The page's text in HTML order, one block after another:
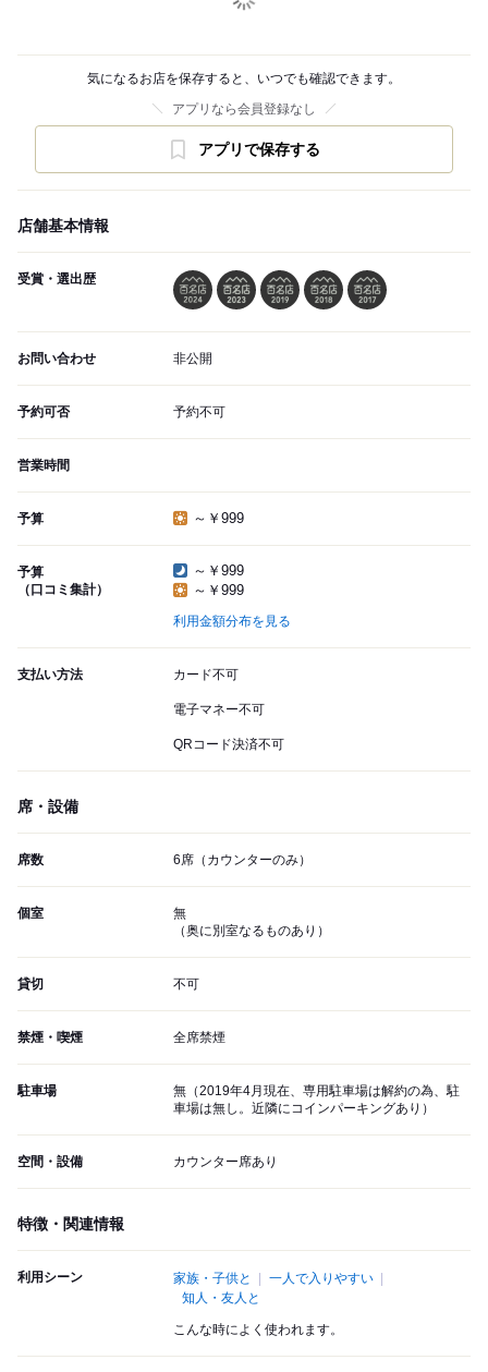
気になるお店を保存すると、いつでも確認できます。
アプリなら会員登録なし
アプリで保存する
店舗基本情報
受賞・選出歴
お問い合わせ 非公開
予約可否 予約不可
営業時間
予算 ～￥999
予算
（口コミ集計）
～￥999
～￥999
利用金額分布を見る
支払い方法 カード不可
電子マネー不可
QRコード決済不可
席・設備
席数 6席（カウンターのみ）
個室
無
（奥に別室なるものあり）
貸切 不可
禁煙・喫煙 全席禁煙
駐車場
無（2019年4月現在、専用駐車場は解約の為、駐
車場は無し。近隣にコインパーキングあり）
空間・設備 カウンター席あり
特徴・関連情報
利用シーン 家族・子供と
一人で入りやすい
知人・友人と
こんな時によく使われます。